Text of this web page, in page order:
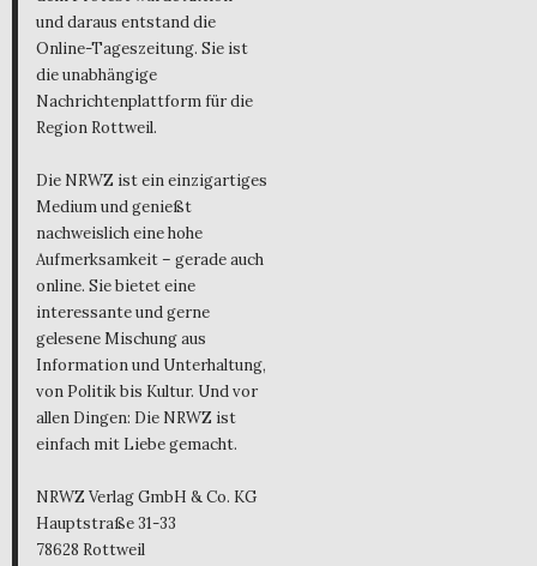
und daraus entstand die
Online-Tageszeitung. Sie ist
die unabhängige
Nachrichtenplattform für die
Region Rottweil.
Die NRWZ ist ein einzigartiges
Medium und genießt
nachweislich eine hohe
Aufmerksamkeit – gerade auch
online. Sie bietet eine
interessante und gerne
gelesene Mischung aus
Information und Unterhaltung,
von Politik bis Kultur. Und vor
allen Dingen: Die NRWZ ist
einfach mit Liebe gemacht.
NRWZ Verlag GmbH & Co. KG
Hauptstraße 31-33
78628 Rottweil